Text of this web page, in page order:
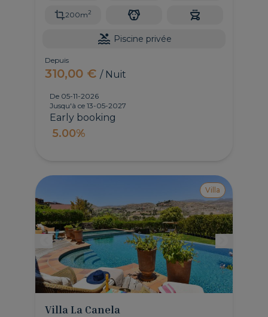
200m2
Piscine privée
Depuis
310,00 €/ Nuit
De 05-11-2026
Jusqu'à ce 13-05-2027
Early booking
5.00%
Villa
Villa La Canela